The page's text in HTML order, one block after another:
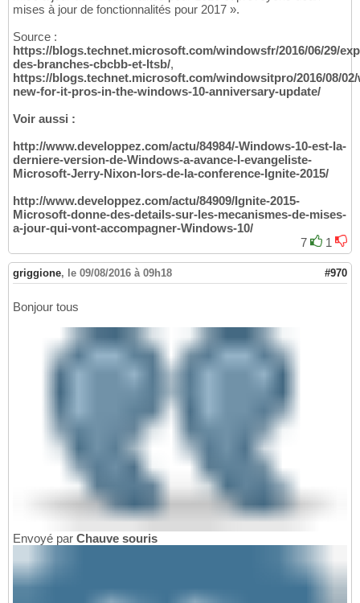
mises à jour de fonctionnalités pour 2017 ».
Source :
https://blogs.technet.microsoft.com/windowsfr/2016/06/29/
des-branches-cbcbb-et-ltsb/,
https://blogs.technet.microsoft.com/windowsitpro/2016/08/
new-for-it-pros-in-the-windows-10-anniversary-update/
Voir aussi :
http://www.developpez.com/actu/84984/-Windows-10-est-la-
derniere-version-de-Windows-a-avance-l-evangeliste-
Microsoft-Jerry-Nixon-lors-de-la-conference-Ignite-2015/
http://www.developpez.com/actu/84909/Ignite-2015-
Microsoft-donne-des-details-sur-les-mecanismes-de-mises-
a-jour-qui-vont-accompagner-Windows-10/
7
1
griggione, le 09/08/2016 à 09h18 #970
Bonjour tous
Envoyé par Chauve souris